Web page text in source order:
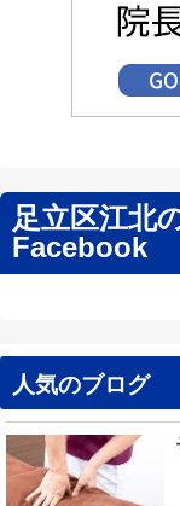
足立区江北
Facebook
人気のブログ